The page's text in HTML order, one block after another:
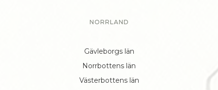
NORRLAND
Gävleborgs län
Norrbottens län
Västerbottens län